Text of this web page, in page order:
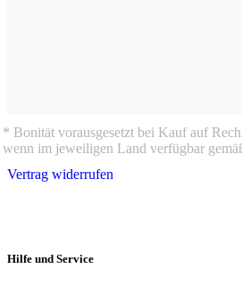
* Bonität vorausgesetzt bei Kauf auf
wenn im jeweiligen Land verfügbar
Vertrag widerrufen
Hilfe und Service